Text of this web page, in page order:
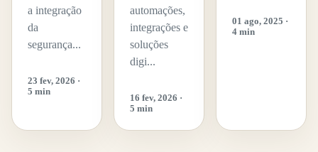
a integração
da
segurança...
23 fev, 2026 ·
5 min
automações,
integrações e
soluções
digi...
16 fev, 2026 ·
5 min
01 ago, 2025 ·
4 min